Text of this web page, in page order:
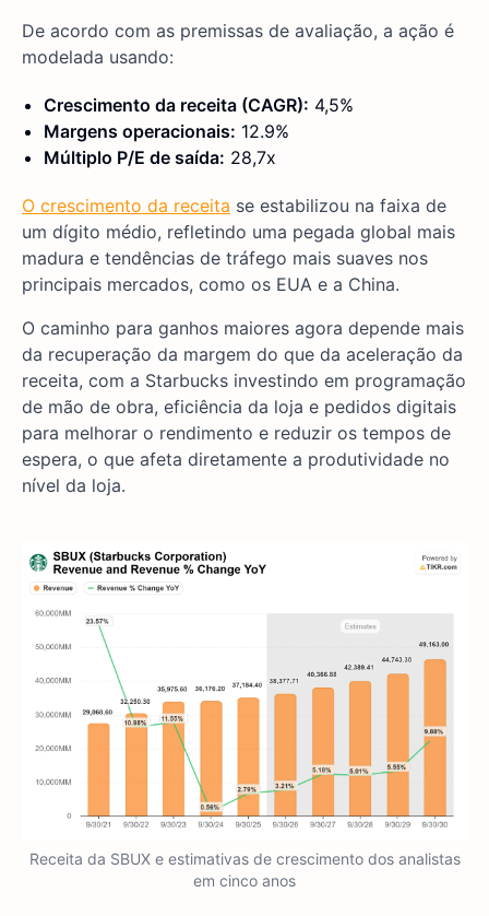
De acordo com as premissas de avaliação, a ação é
modelada usando:
Crescimento da receita (CAGR): 4,5%
Margens operacionais: 12.9%
Múltiplo P/E de saída: 28,7x
O crescimento da receita se estabilizou na faixa de
um dígito médio, refletindo uma pegada global mais
madura e tendências de tráfego mais suaves nos
principais mercados, como os EUA e a China.
O caminho para ganhos maiores agora depende mais
da recuperação da margem do que da aceleração da
receita, com a Starbucks investindo em programação
de mão de obra, eficiência da loja e pedidos digitais
para melhorar o rendimento e reduzir os tempos de
espera, o que afeta diretamente a produtividade no
nível da loja.
Receita da SBUX e estimativas de crescimento dos analistas
em cinco anos